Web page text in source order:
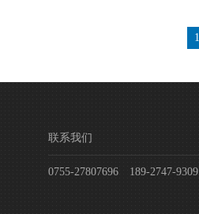
1
联系我们
0755-27807696 189-2747-9309